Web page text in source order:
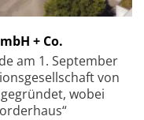
+ Co.
am 1. September
von
wobei